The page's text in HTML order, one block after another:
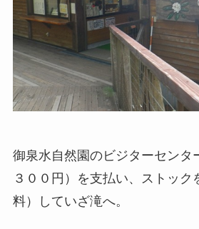
御泉水自然園のビジターセンタ
３００円）を支払い、ストック
料）していざ滝へ。